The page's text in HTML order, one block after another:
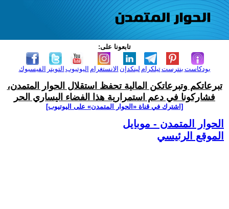
تابعونا على:
الفيسبوك التويتر اليوتيوب الانستغرام لينكدإن تيلكرامبنترست بودكاست
تبرعاتكم وتبرعاتكن المالية تحفظ استقلال الحوار المتمدن،
فشاركونا في دعم استمرارية هذا الفضاء اليساري الحر
[اشترك في قناة ‫«الحوار المتمدن» على اليوتيوب]
الحوار المتمدن - موبايل
الموقع الرئيسي